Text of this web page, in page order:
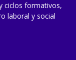
ciclos formativos,
laboral y social